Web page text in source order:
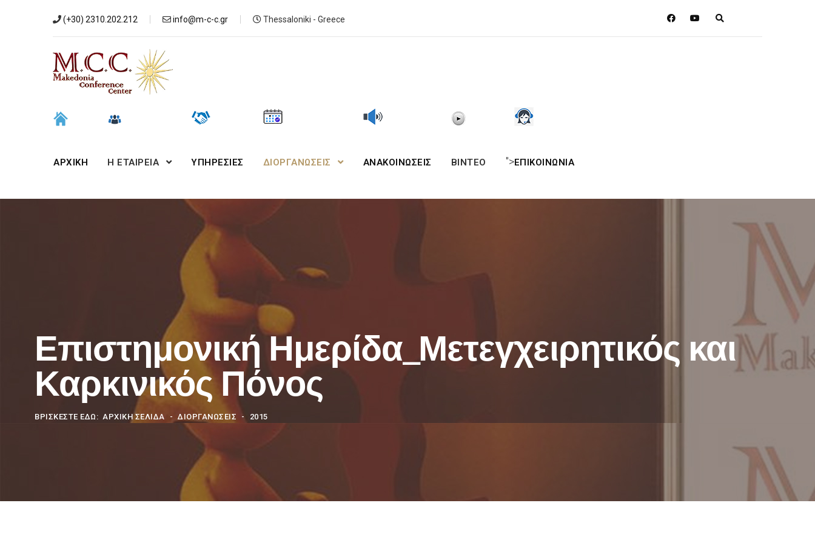
(+30) 2310.202.212 info@m-c-c.gr Thessaloniki - Greece
ΑΡΧΙΚΉ Η ΕΤΑΙΡΕΙΑ ΥΠΗΡΕΣΙΕΣ ΔΙΟΡΓΑΝΩΣΕΙΣ ΑΝΑΚΟΙΝΩΣΕΙΣ BINTEO ">ΕΠΙΚΟΙΝΩΝΙΑ
Επιστημονική Ημερίδα_Μετεγχειρητικός και
Καρκινικός Πόνος
ΒΡΊΣΚΕΣΤΕ ΕΔΏ: ΑΡΧΙΚΗ ΣΕΛΙΔΑ ΔΙΟΡΓΑΝΩΣΕΙΣ 2015